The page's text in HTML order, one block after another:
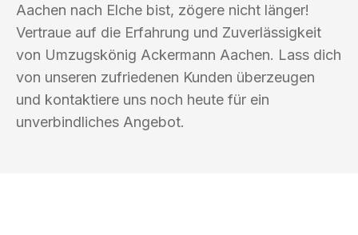
Aachen nach Elche bist, zögere nicht länger!
Vertraue auf die Erfahrung und Zuverlässigkeit
von Umzugskönig Ackermann Aachen. Lass dich
von unseren zufriedenen Kunden überzeugen
und kontaktiere uns noch heute für ein
unverbindliches Angebot.